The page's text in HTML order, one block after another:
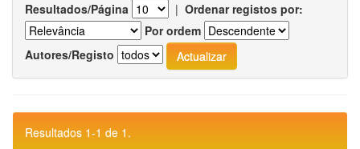
Resultados/Página | Ordenar registos por:
Por ordem
Autores/Registo
Resultados 1-1 de 1.